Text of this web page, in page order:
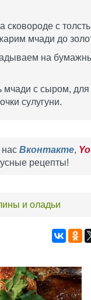
сковороде с
мчади до
на
мчади с сыром,
сулугуни.
Вконтакте,
рецепты!
и оладьи